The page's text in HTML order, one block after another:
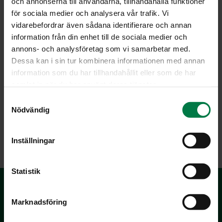
för sociala medier och analysera vår trafik. Vi
vidarebefordrar även sådana identifierare och annan
information från din enhet till de sociala medier och
annons- och analysföretag som vi samarbetar med.
Dessa kan i sin tur kombinera informationen med annan
information som du har tillhandahållit eller som de har
k
Nödvändig
Inställningar
Statistik
Marknadsföring
Mausta suolalla ja basilikalla. Vuoraa uunivuoka
leivinpaperilla ja painele juuresseos vuokaan.
Kuumenna 175-asteisessa uunissa 10 minuuttia.
Ohje: Kotimaiset Kasvikset ry
Juurekset,Lämpimät lisäkeruoat
Pannulla paistetut